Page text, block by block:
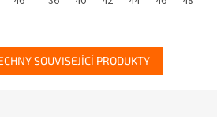
SOUVISEJÍCÍ PRODUKTY